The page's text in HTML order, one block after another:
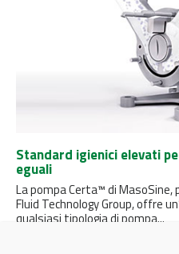
Standard igienici elevati
eguali
La pompa Certa™ di
Fluid Technology Group, offre
qualsiasi tipologia di pompa...